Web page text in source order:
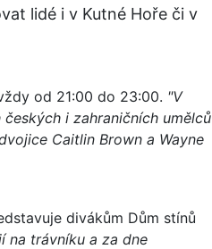
lidé i v Kutné Hoře či v
od 21:00 do 23:00. "V
i zahraničních umělců
Caitlin Brown a Wayne
divákům Dům stínů
na trávníku a za dne